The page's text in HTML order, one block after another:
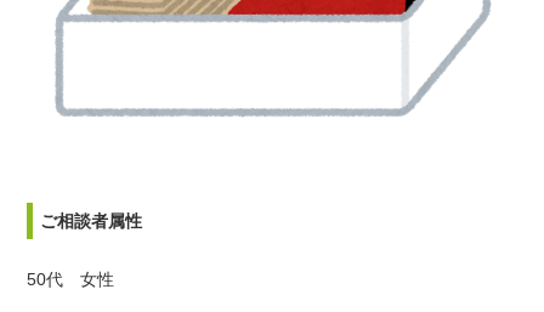
ご相談者属性
50代 女性